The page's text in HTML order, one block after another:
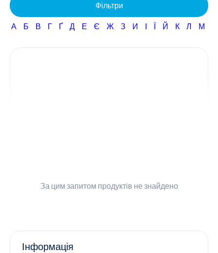
Всі продукти
Кар'єра Фільтри
А Б В Г Ґ Д Е Є Ж З И І Ї Й К Л М
За цим запитом продуктів не знайдено
Інформація